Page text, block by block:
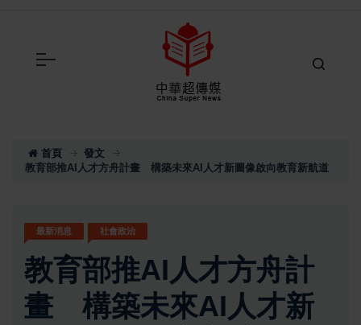
首頁
發文
教育部推AI人才方舟計畫 構築未來AI人才新圖像啟向教育新航道
最新消息 社會政治
教育部推AI人才方舟計
畫 構築未來AI人才新